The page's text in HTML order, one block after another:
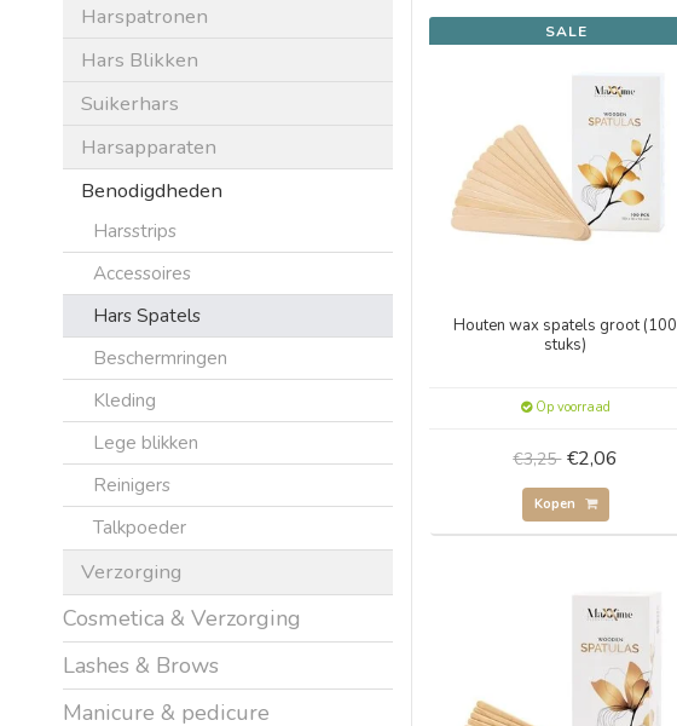
Harspatronen
Hars Blikken
Suikerhars
Harsapparaten
Benodigdheden
Harsstrips
Accessoires
Hars Spatels
Beschermringen
Kleding
Lege blikken
Reinigers
Talkpoeder
Verzorging
Cosmetica & Verzorging
Lashes & Brows
Manicure & pedicure
SALE
Houten wax spatels groot (100
stuks)
Op voorraad
€3,25 €2,06
Kopen